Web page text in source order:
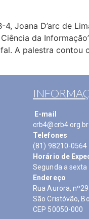
Joana D’arc de
da
A palestra
E-mail
crb4@crb4.org.br
Telefones
(81) 98210-0564
Horário de
Segunda a sexta
Endereço
Rua Aurora,
São Cristóvão,
CEP 50050-000